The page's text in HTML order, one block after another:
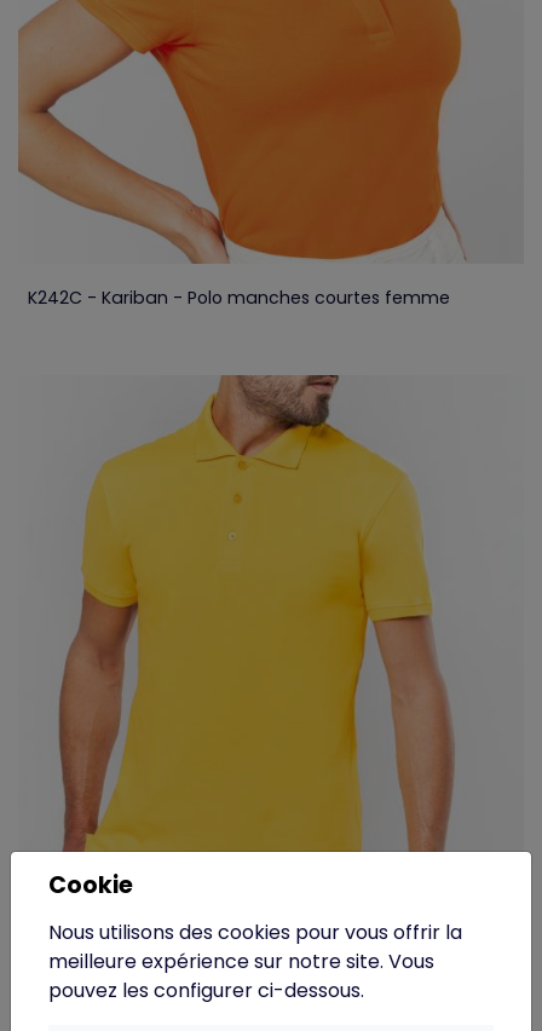
K242C - Kariban - Polo manches courtes femme
Cookie
Nous utilisons des cookies pour vous offrir la
meilleure expérience sur notre site. Vous
pouvez les configurer ci-dessous.